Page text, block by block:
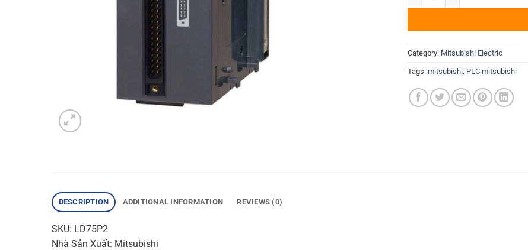
Category: Mitsubishi Electric
Tags: mitsubishi PLC mitsubishi
DESCRIPTION ADDITIONAL INFORMATION REVIEWS (0)
SKU: LD75P2
Nhà Sản Xuất: Mitsubishi